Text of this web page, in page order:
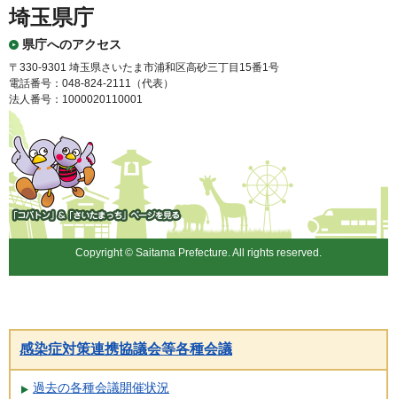
埼玉県庁
県庁へのアクセス
〒330-9301 埼玉県さいたま市浦和区高砂三丁目15番1号
電話番号：048-824-2111（代表）
法人番号：1000020110001
「コバトン」&「さいたまっ
ち」
Copyright © Saitama Prefecture. All rights reserved.
感染症対策連携協議会等各種会議
過去の各種会議開催状況